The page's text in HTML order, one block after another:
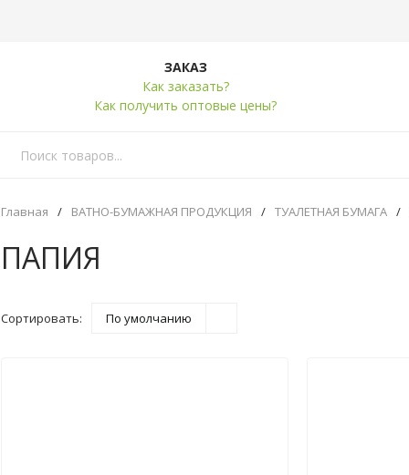
ЗАКАЗ
Как заказать?
Как получить оптовые цены?
Главная / ВАТНО-БУМАЖНАЯ ПРОДУКЦИЯ / ТУАЛЕТНАЯ БУМАГА /
ПАПИЯ
Сортировать: По умолчанию